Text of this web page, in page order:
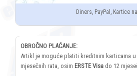
Diners, PayPal, Kartice
OBROČNO PLAĆANJE:
Artikl je moguće platiti kreditnim karticama
mjesečnih rata, osim ERSTE Visa do 12